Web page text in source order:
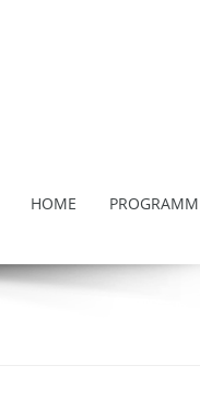
HOME PROGRAMM